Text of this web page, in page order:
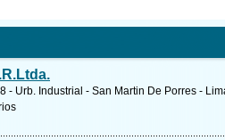
- Urb. Industrial - San Martin De Porres -